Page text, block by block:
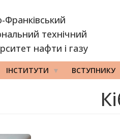
Франківський
технічний
нафти і газу
ІНСТИТУТИ ВСТУПНИКУ